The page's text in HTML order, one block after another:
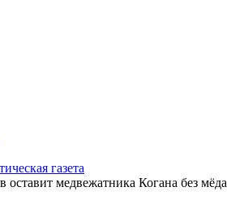
оставит медвежатника Когана без мёда